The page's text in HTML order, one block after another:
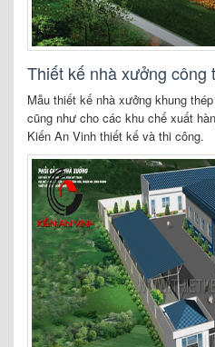
Thiết kế nhà xưởng công
Mẫu thiết kế nhà xưởng khung
cũng như cho các khu chế xuất
Kiến An Vinh thiết kế và thi công.